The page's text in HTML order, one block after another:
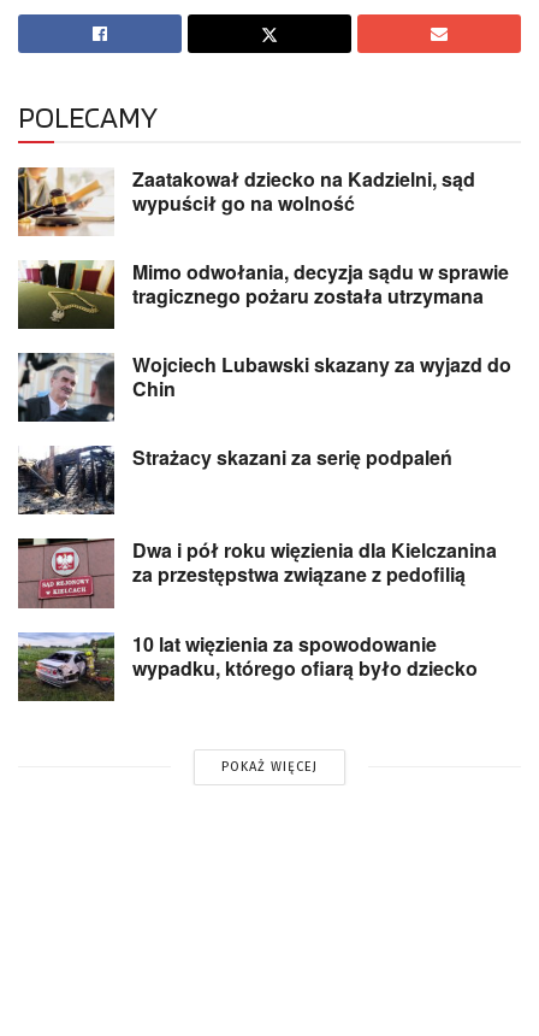
POLECAMY
Zaatakował dziecko na Kadzielni, sąd
wypuścił go na wolność
Mimo odwołania, decyzja sądu w sprawie
tragicznego pożaru została utrzymana
Wojciech Lubawski skazany za wyjazd do
Chin
Strażacy skazani za serię podpaleń
Dwa i pół roku więzienia dla Kielczanina
za przestępstwa związane z pedofilią
10 lat więzienia za spowodowanie
wypadku, którego ofiarą było dziecko
POKAŻ WIĘCEJ